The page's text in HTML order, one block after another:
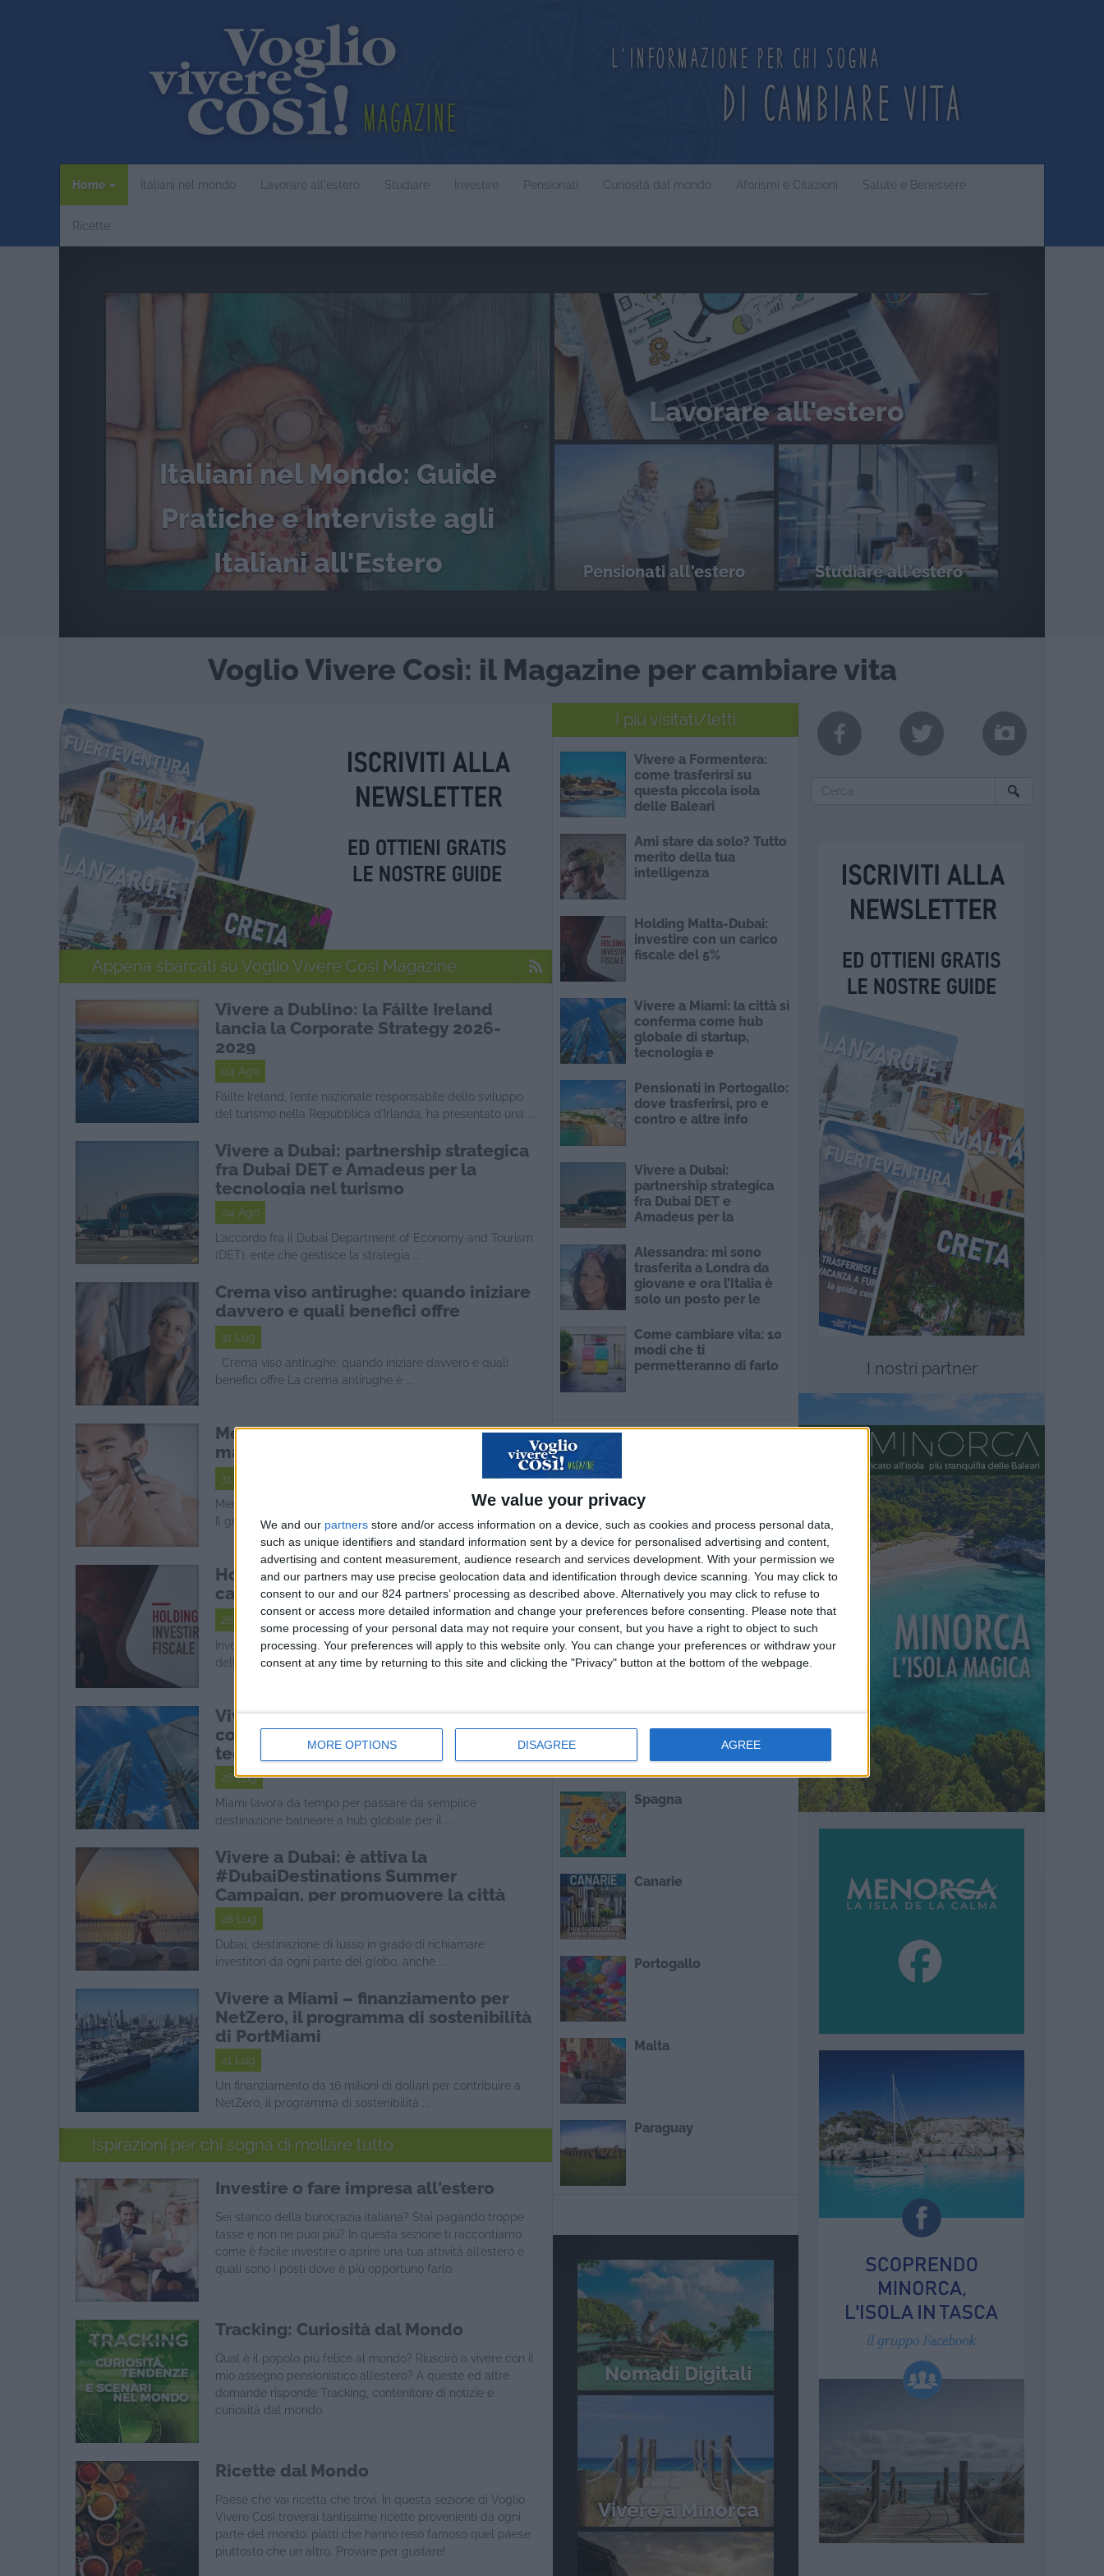
We value your privacy
We and our partners store and/or access information on a device, such as cookies and process personal data,
such as unique identifiers and standard information sent by a device for personalised advertising and content,
advertising and content measurement, audience research and services development. With your permission we
and our partners may use precise geolocation data and identification through device scanning. You may click to
consent to our and our 824 partners’ processing as described above. Alternatively you may click to refuse to
consent or access more detailed information and change your preferences before consenting. Please note that
some processing of your personal data may not require your consent, but you have a right to object to such
processing. Your preferences will apply to this website only. You can change your preferences or withdraw your
consent at any time by returning to this site and clicking the "Privacy" button at the bottom of the webpage.
MORE OPTIONS DISAGREE AGREE
Magazine
L'informazione per chi sogna
di cambiare vita
Home Italiani nel mondo Lavorare all'estero Studiare Investire Pensionati Curiosità dal mondo Aforismi e Citazioni Salute e Benessere
Ricette
Italiani nel Mondo: Guide
Pratiche e Interviste agli
Italiani all'Estero
Lavorare all'estero
Pensionati all'estero Studiare all'estero
Voglio Vivere Così: il Magazine per cambiare vita
Appena sbarcati su Voglio Vivere Così Magazine
Vivere a Dublino: la Fáilte Ireland
lancia la Corporate Strategy 2026-
2029
04 Ago
Fáilte Ireland, l’ente nazionale responsabile dello sviluppo
del turismo nella Repubblica d'Irlanda, ha presentato una ...
Vivere a Dubai: partnership strategica
fra Dubai DET e Amadeus per la
tecnologia nel turismo
04 Ago
L’accordo fra il Dubai Department of Economy and Tourism
(DET), ente che gestisce la strategia ...
Crema viso antirughe: quando iniziare
davvero e quali benefici offre
31 Lug
Crema viso antirughe: quando iniziare davvero e quali
benefici offre La crema antirughe è ...
Men's grooming: la cura di sé
maschile è cambiata davvero
31 Lug
Men's grooming: la cura di sé maschile è cambiata davvero
Il grooming maschile non è ...
Holding Malta-Dubai: investire con un
carico fiscale del 5%
28 Lug
Investire all'estero Per chi guarda al mondo con gli occhi
dell'imprenditore internazionale, una certezza emerge ...
Vivere a Miami: la città si conferma
come hub globale di startup,
tecnologia e sostenibilità
28 Lug
Miami lavora da tempo per passare da semplice
destinazione balneare a hub globale per il ...
Vivere a Dubai: è attiva la
#DubaiDestinations Summer
Campaign, per promuovere la città
anche in estate
28 Lug
Dubai, destinazione di lusso in grado di richiamare
investitori da ogni parte del globo, anche ...
Vivere a Miami – finanziamento per
NetZero, il programma di sostenibilità
di PortMiami
21 Lug
Un finanziamento da 16 milioni di dollari per contribuire a
NetZero, il programma di sostenibilità ...
Ispirazioni per chi sogna di mollare tutto
Investire o fare impresa all'estero
Sei stanco della burocrazia italiana? Stai pagando troppe
tasse e non ne puoi più? In questa sezione ti raccontiamo
come è facile investire o aprire una tua attività all’estero e
quali sono i posti dove è più opportuno farlo.
Tracking: Curiosità dal Mondo
Qual è il popolo più felice al mondo? Riuscirò a vivere con il
mio assegno pensionistico all’estero? A queste ed altre
domande risponde Tracking, contenitore di notizie e
curiosità dal mondo.
Ricette dal Mondo
Paese che vai ricetta che trovi. In questa sezione di Voglio
Vivere Così troverai tantissime ricette provenienti da ogni
parte del mondo; piatti che hanno reso famoso quel paese
piuttosto che un altro. Provare per gustare!
I più visitati/letti
Vivere a Formentera:
come trasferirsi su
questa piccola isola
delle Baleari
Ami stare da solo? Tutto
merito della tua
intelligenza
Holding Malta-Dubai:
investire con un carico
fiscale del 5%
Vivere a Miami: la città si
conferma come hub
globale di startup,
tecnologia e
Pensionati in Portogallo:
dove trasferirsi, pro e
contro e altre info
Vivere a Dubai:
partnership strategica
fra Dubai DET e
Amadeus per la
Alessandra: mi sono
trasferita a Londra da
giovane e ora l’Italia è
solo un posto per le
Come cambiare vita: 10
modi che ti
permetteranno di farlo
Svizzera
Spagna
Canarie
Portogallo
Malta
Paraguay
Nomadi Digitali
Vivere a Minorca
I nostri partner